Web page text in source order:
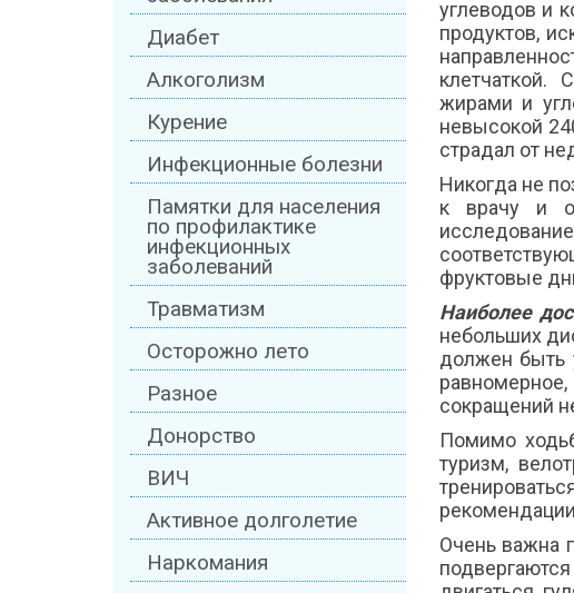
углеводов и
продуктов,
клетчаткой.
жирами и
невысокой
страдал от
Никогда не
к врачу и
фруктовые
Наиболее
небольших
должен быть
сокращений
Помимо
туризм,
Очень важна
Диабет
Алкоголизм
Курение
Инфекционные болезни
Памятки для населения
по профилактике
инфекционных
заболеваний
Травматизм
Осторожно лето
Разное
Донорство
ВИЧ
Активное долголетие
Наркомания